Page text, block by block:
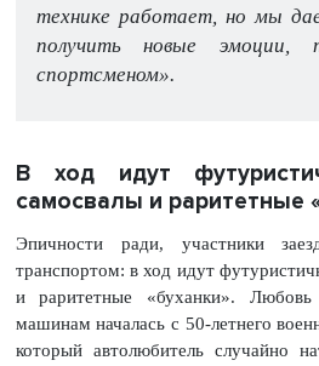
технике работает, но мы
получить новые эмоции,
спортсменом».
В ход идут
самосвалы и раритетные
Эпичности ради, участники
транспортом: в ход идут
и раритетные «буханки».
машинам началась с 50-летнего
который автолюбитель случайно